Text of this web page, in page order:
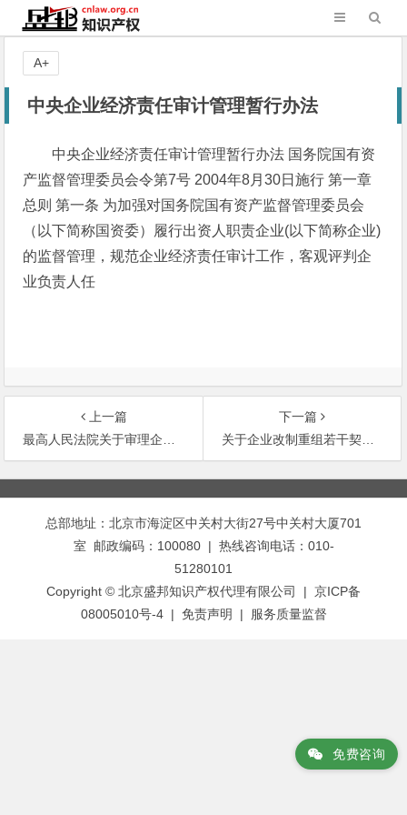
中央企业经济责任审计管理暂行办法
中央企业经济责任审计管理暂行办法 国务院国有资
产监督管理委员会令第7号 2004年8月30日施行 第一章
总则 第一条 为加强对国务院国有资产监督管理委员会
（以下简称国资委）履行出资人职责企业(以下简称企业)
的监督管理，规范企业经济责任审计工作，客观评判企
业负责人任
A+
上一篇
最高人民法院关于审理企业破产案件若干问题的规定
下一篇
关于企业改制重组若干契税政策的通知
文
章
总部地址：北京市海淀区中关村大街27号中关村大厦701
室 邮政编码：100080 | 热线咨询电话：010-
51280101
Copyright © 北京盛邦知识产权代理有限公司 | 京ICP备
08005010号-4 | 免责声明 | 服务质量监督
免费咨询